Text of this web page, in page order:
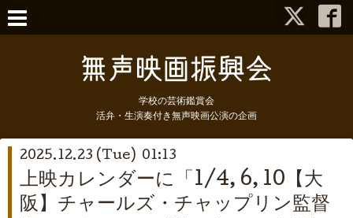
学校の芸術鑑賞会
活弁・生演奏付き無声映画公演の企画
2025.12.23 (Tue) 01:13
上映カレンダーに「1/4, 6, 10【大
阪】チャールズ・チャップリン監督